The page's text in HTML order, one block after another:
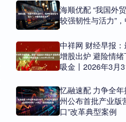
海顺优配 “我国外
较强韧性与活力”
中祥网 财经早报
增股出炉 避险情
吸金丨2026年3月
忆融速配 力争全
州公布首批产业版
口”改革典型案例